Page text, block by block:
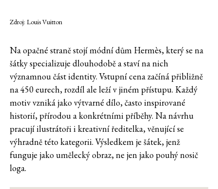
Zdroj: Louis Vuitton
Na opačné straně stojí módní dům Hermès, který se na
šátky specializuje dlouhodobě a staví na nich
významnou část identity. Vstupní cena začíná přibližně
na 450 eurech, rozdíl ale leží v jiném přístupu. Každý
motiv vzniká jako výtvarné dílo, často inspirované
historií, přírodou a konkrétními příběhy. Na návrhu
pracují ilustrátoři i kreativní ředitelka, věnující se
výhradně této kategorii. Výsledkem je šátek, jenž
funguje jako umělecký obraz, ne jen jako pouhý nosič
loga.